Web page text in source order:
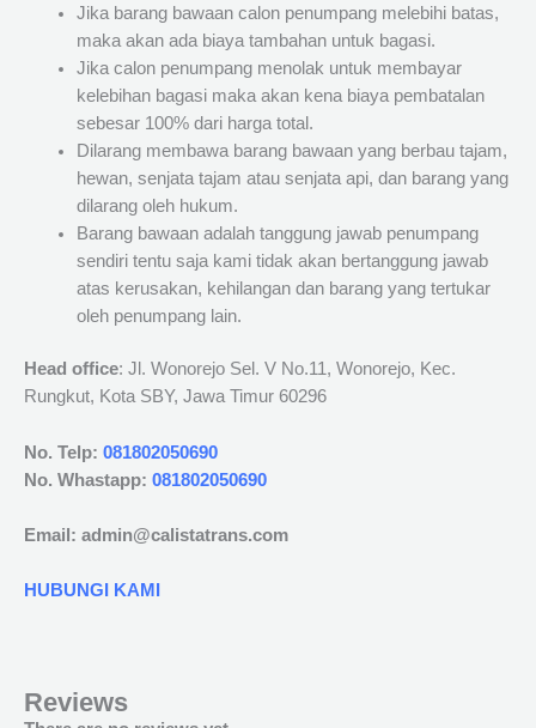
Jika barang bawaan calon penumpang melebihi batas,
maka akan ada biaya tambahan untuk bagasi.
Jika calon penumpang menolak untuk membayar
kelebihan bagasi maka akan kena biaya pembatalan
sebesar 100% dari harga total.
Dilarang membawa barang bawaan yang berbau tajam,
hewan, senjata tajam atau senjata api, dan barang yang
dilarang oleh hukum.
Barang bawaan adalah tanggung jawab penumpang
sendiri tentu saja kami tidak akan bertanggung jawab
atas kerusakan, kehilangan dan barang yang tertukar
oleh penumpang lain.
Head office: Jl. Wonorejo Sel. V No.11, Wonorejo, Kec.
Rungkut, Kota SBY, Jawa Timur 60296
No. Telp: 081802050690
No. Whastapp: 081802050690
Email: admin@calistatrans.com
HUBUNGI KAMI
Reviews